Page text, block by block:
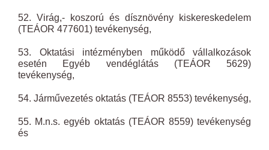
52. Virág,- koszorú és dísznövény kiskereskedelem
(TEÁOR 477601) tevékenység,
53. Oktatási intézményben működő vállalkozások
esetén Egyéb vendéglátás (TEÁOR 5629)
tevékenység,
54. Járművezetés oktatás (TEÁOR 8553) tevékenység,
55. M.n.s. egyéb oktatás (TEÁOR 8559) tevékenység
és